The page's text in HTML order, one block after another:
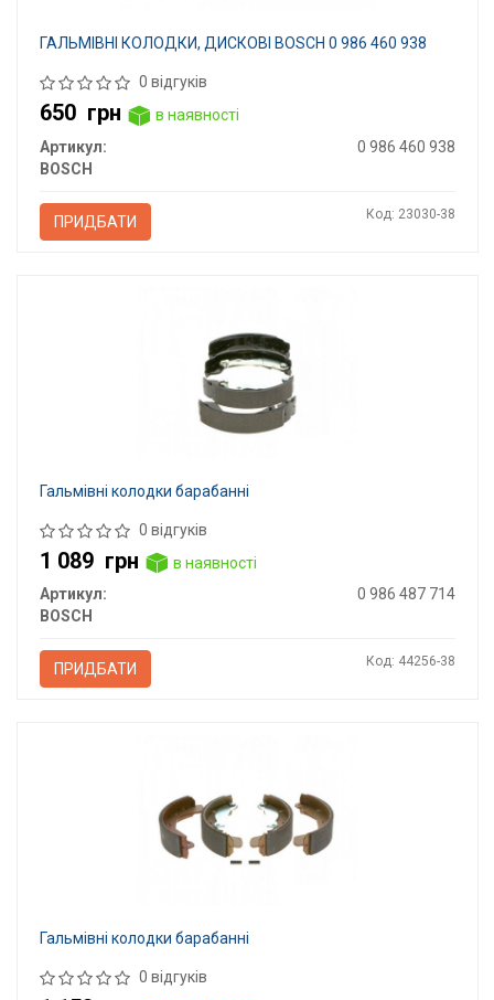
ГАЛЬМІВНІ КОЛОДКИ, ДИСКОВІ BOSCH 0 986 460 938
0 відгуків
650 грн
в наявності
Артикул:
0 986 460 938
BOSCH
ПРИДБАТИ Код: 23030-38
Гальмівні колодки барабанні
0 відгуків
1 089 грн
в наявності
Артикул:
0 986 487 714
BOSCH
ПРИДБАТИ Код: 44256-38
Гальмівні колодки барабанні
0 відгуків